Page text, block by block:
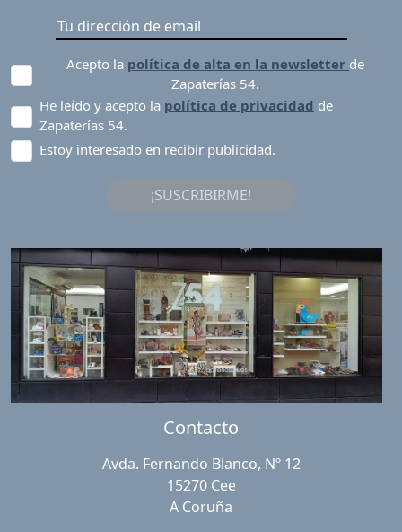
Acepto la política de alta en la newsletter de
Zapaterías 54.
He leído y acepto la política de privacidad de
Zapaterías 54.
Estoy interesado en recibir publicidad.
¡SUSCRIBIRME!
Contacto
Avda. Fernando Blanco, Nº 12
15270 Cee
A Coruña